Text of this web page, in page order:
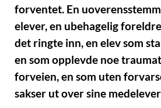
forventet. En
elever, en ubehagelig
det ringte inn, en elev som
en som opplevde noe
forveien, en som uten
sakser ut over sine